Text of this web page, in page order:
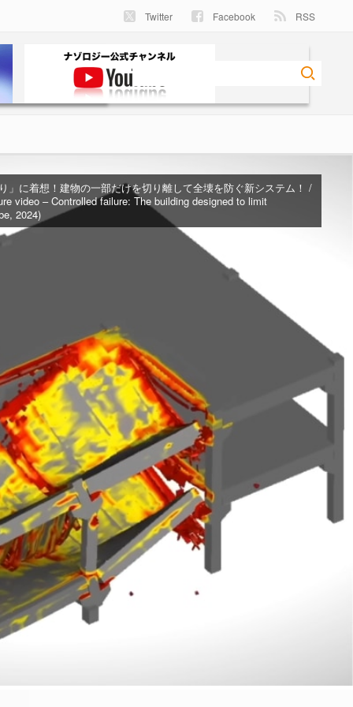
Twitter Facebook RSS
」に着想！建物の一部だけを切り離して全壊を防ぐ新システム！ /
video – Controlled failure: The building designed to limit
2024)